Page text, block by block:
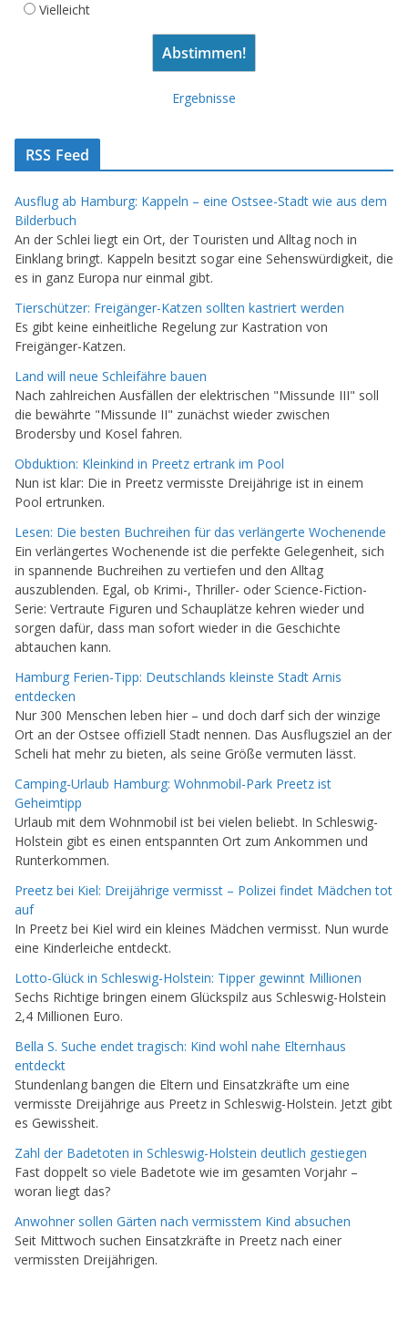
Vielleicht
Ergebnisse
RSS Feed
Ausflug ab Hamburg: Kappeln – eine Ostsee-Stadt wie aus dem
Bilderbuch
An der Schlei liegt ein Ort, der Touristen und Alltag noch in
Einklang bringt. Kappeln besitzt sogar eine Sehenswürdigkeit, die
es in ganz Europa nur einmal gibt.
Tierschützer: Freigänger-Katzen sollten kastriert werden
Es gibt keine einheitliche Regelung zur Kastration von
Freigänger-Katzen.
Land will neue Schleifähre bauen
Nach zahlreichen Ausfällen der elektrischen "Missunde III" soll
die bewährte "Missunde II" zunächst wieder zwischen
Brodersby und Kosel fahren.
Obduktion: Kleinkind in Preetz ertrank im Pool
Nun ist klar: Die in Preetz vermisste Dreijährige ist in einem
Pool ertrunken.
Lesen: Die besten Buchreihen für das verlängerte Wochenende
Ein verlängertes Wochenende ist die perfekte Gelegenheit, sich
in spannende Buchreihen zu vertiefen und den Alltag
auszublenden. Egal, ob Krimi-, Thriller- oder Science-Fiction-
Serie: Vertraute Figuren und Schauplätze kehren wieder und
sorgen dafür, dass man sofort wieder in die Geschichte
abtauchen kann.
Hamburg Ferien-Tipp: Deutschlands kleinste Stadt Arnis
entdecken
Nur 300 Menschen leben hier – und doch darf sich der winzige
Ort an der Ostsee offiziell Stadt nennen. Das Ausflugsziel an der
Scheli hat mehr zu bieten, als seine Größe vermuten lässt.
Camping-Urlaub Hamburg: Wohnmobil-Park Preetz ist
Geheimtipp
Urlaub mit dem Wohnmobil ist bei vielen beliebt. In Schleswig-
Holstein gibt es einen entspannten Ort zum Ankommen und
Runterkommen.
Preetz bei Kiel: Dreijährige vermisst – Polizei findet Mädchen tot
auf
In Preetz bei Kiel wird ein kleines Mädchen vermisst. Nun wurde
eine Kinderleiche entdeckt.
Lotto-Glück in Schleswig-Holstein: Tipper gewinnt Millionen
Sechs Richtige bringen einem Glückspilz aus Schleswig-Holstein
2,4 Millionen Euro.
Bella S. Suche endet tragisch: Kind wohl nahe Elternhaus
entdeckt
Stundenlang bangen die Eltern und Einsatzkräfte um eine
vermisste Dreijährige aus Preetz in Schleswig-Holstein. Jetzt gibt
es Gewissheit.
Zahl der Badetoten in Schleswig-Holstein deutlich gestiegen
Fast doppelt so viele Badetote wie im gesamten Vorjahr –
woran liegt das?
Anwohner sollen Gärten nach vermisstem Kind absuchen
Seit Mittwoch suchen Einsatzkräfte in Preetz nach einer
vermissten Dreijährigen.